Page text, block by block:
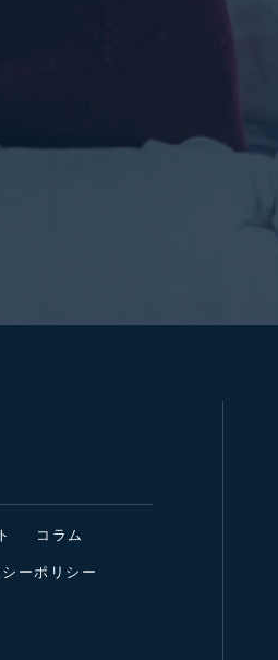
コラム
ーポリシー